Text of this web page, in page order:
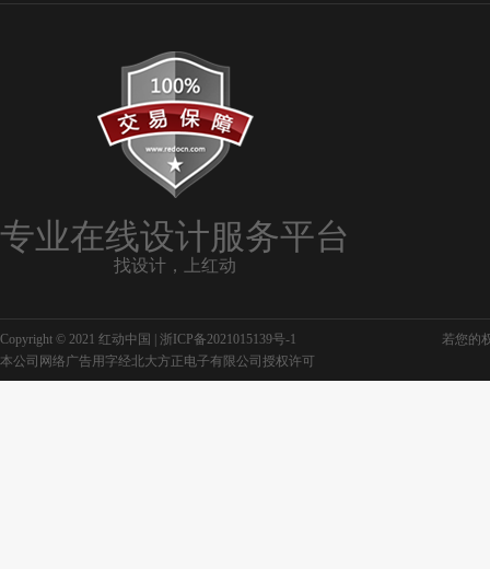
专业在线设计服务平台
找设计，上红动
Copyright © 2021 红动中国 | 浙ICP备2021015139号-1
若您的
本公司网络广告用字经北大方正电子有限公司授权许可